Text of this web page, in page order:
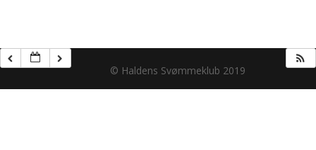
© Haldens Svømmeklub 2019